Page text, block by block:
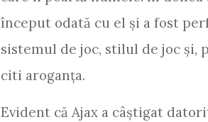
început odată cu el şi a fost
sistemul de joc, stilul de joc şi,
citi aroganţa.
Evident că Ajax a câştigat